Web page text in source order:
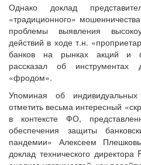
Однако доклад
«традиционного»
проблемы выявления
действий в ходе т.н.
банков на рынках акций и
рассказал об
«фродом».
Упоминая об
отметить весьма интересный
в контексте ФО,
обеспечения защиты
пандемии» Алексеем
доклад технического